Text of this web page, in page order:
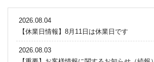
2026.08.04
【休業日情報】8月11日は休業日です
2026.08.03